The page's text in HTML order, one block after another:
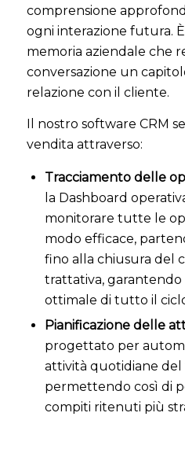
comprensione
ogni interazione futura.
memoria aziendale che
conversazione un
relazione con il cliente.
Il nostro software CRM
vendita attraverso:
Tracciamento delle
la Dashboard
monitorare tutte le
modo efficace,
fino alla chiusura del
trattativa, garantendo
ottimale di tutto il
Pianificazione delle
progettato per
attività quotidiane del
permettendo così di
compiti ritenuti più